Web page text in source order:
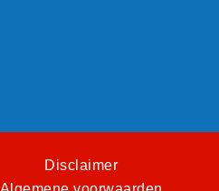
Disclaimer